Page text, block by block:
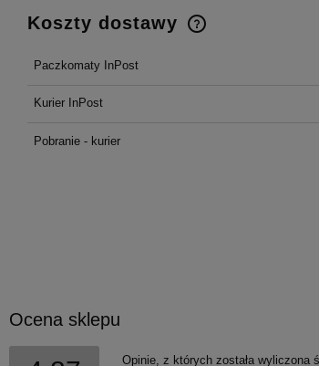
Koszty dostawy
Paczkomaty InPost
Kurier InPost
Pobranie - kurier
Ocena sklepu
Opinie, z których została wyliczona